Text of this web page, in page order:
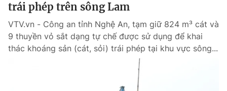
trái phép trên sông Lam
VTV.vn - Công an tỉnh Nghệ An, tạm giữ 824 m³ cát và
9 thuyền vỏ sắt dạng tự chế được sử dụng để khai
thác khoáng sản (cát, sỏi) trái phép tại khu vực sông...